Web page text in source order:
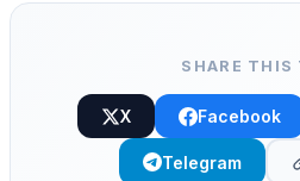
SHARE THIS
X Facebook
Telegram